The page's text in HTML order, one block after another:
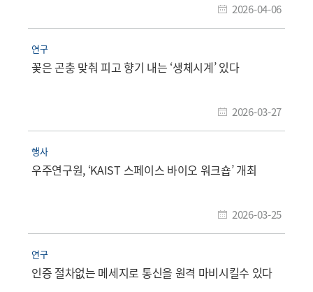
2026-04-06
연구
꽃은 곤충 맞춰 피고 향기 내는 ‘생체시계’ 있다
2026-03-27
행사
우주연구원, ‘KAIST 스페이스 바이오 워크숍’ 개최
2026-03-25
연구
인증 절차없는 메세지로 통신을 원격 마비시킬수 있다